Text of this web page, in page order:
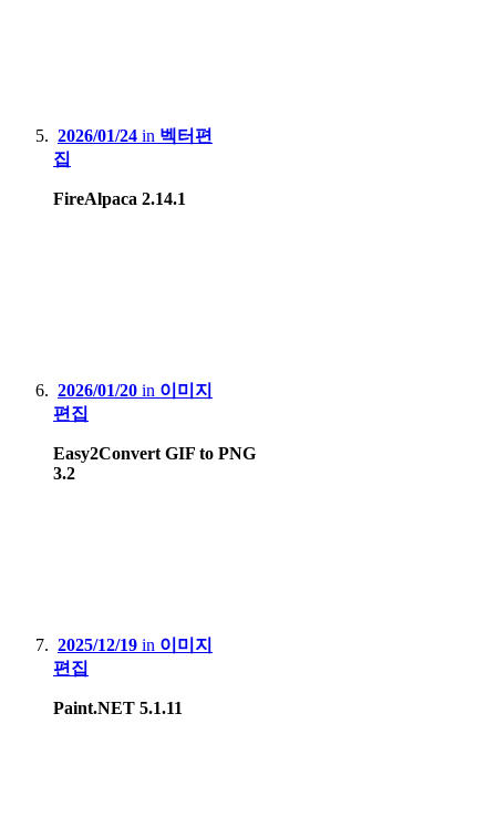
2026/01/24 in 벡터편
집
FireAlpaca 2.14.1
2026/01/20 in 이미지
편집
Easy2Convert GIF to PNG
3.2
2025/12/19 in 이미지
편집
Paint.NET 5.1.11